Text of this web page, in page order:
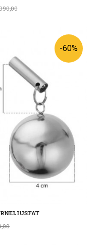
Rabatt
Rabatt
-60%